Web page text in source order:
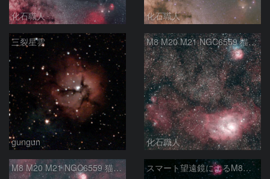
化石職人 化石職人
三裂星雲
gungun
M8 M20 M21 NGC6559 猫の手星雲 いて座
化石職人
M8 M20 M21 NGC6559 猫の手星雲 いて座 スマート望遠鏡によるM8とM20